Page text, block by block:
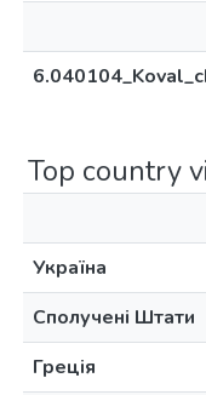
Top country
Україна
Сполучені Штати
Греція